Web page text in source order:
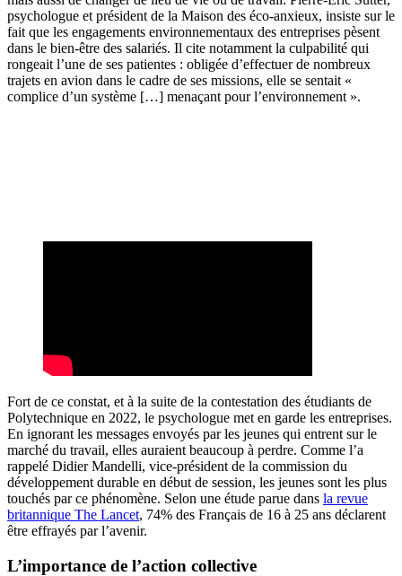
psychologue et président de la Maison des éco-anxieux, insiste sur le
fait que les engagements environnementaux des entreprises pèsent
dans le bien-être des salariés. Il cite notamment la culpabilité qui
rongeait l’une de ses patientes : obligée d’effectuer de nombreux
trajets en avion dans le cadre de ses missions, elle se sentait «
complice d’un système […] menaçant pour l’environnement ».
Fort de ce constat, et à la suite de la contestation des étudiants de
Polytechnique en 2022, le psychologue met en garde les entreprises.
En ignorant les messages envoyés par les jeunes qui entrent sur le
marché du travail, elles auraient beaucoup à perdre. Comme l’a
rappelé Didier Mandelli, vice-président de la commission du
développement durable en début de session, les jeunes sont les plus
touchés par ce phénomène. Selon une étude parue dans la revue
britannique The Lancet, 74% des Français de 16 à 25 ans déclarent
être effrayés par l’avenir.
L’importance de l’action collective